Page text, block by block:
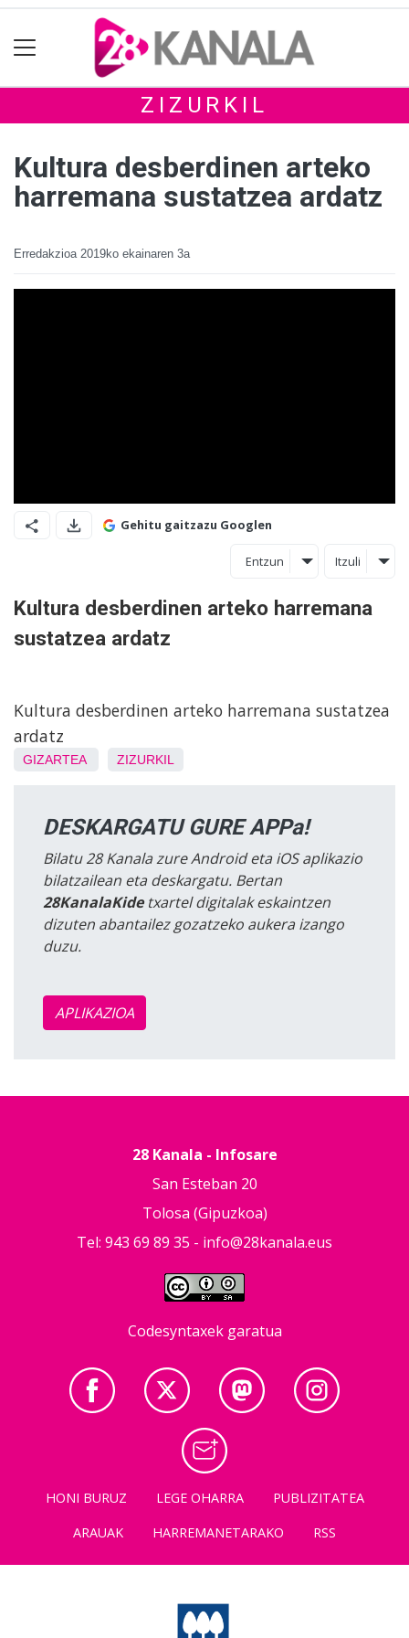
ZIZURKIL
Kultura desberdinen arteko
harremana sustatzea ardatz
Erredakzioa 2019ko ekainaren 3a
Gehitu gaitzazu Googlen
Entzun Itzuli
Kultura desberdinen arteko harremana
sustatzea ardatz
Kultura desberdinen arteko harremana sustatzea
ardatz
GIZARTEA ZIZURKIL
DESKARGATU GURE APPa!
Bilatu 28 Kanala zure Android eta iOS aplikazio
bilatzailean eta deskargatu. Bertan
28KanalaKidetxartel digitalak eskaintzen
dizuten abantailez gozatzeko aukera izango
duzu.
APLIKAZIOA
28 Kanala - Infosare
San Esteban 20
Tolosa (Gipuzkoa)
Tel: 943 69 89 35 - info@28kanala.eus
Codesyntaxek garatua
HONI BURUZ LEGE OHARRA
PUBLIZITATEA
ARAUAK
HARREMANETARAKO RSS